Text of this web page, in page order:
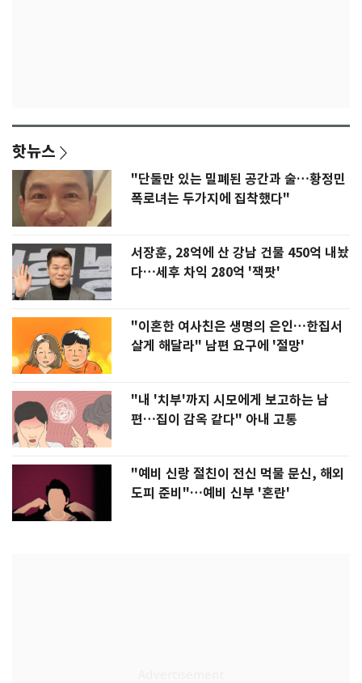
핫뉴스
"단둘만 있는 밀폐된 공간과 술…황정민
폭로녀는 두가지에 집착했다"
서장훈, 28억에 산 강남 건물 450억 내놨
다…세후 차익 280억 '잭팟'
"이혼한 여사친은 생명의 은인…한집서
살게 해달라" 남편 요구에 '절망'
"내 '치부'까지 시모에게 보고하는 남
편…집이 감옥 같다" 아내 고통
"예비 신랑 절친이 전신 먹물 문신, 해외
도피 준비"…예비 신부 '혼란'